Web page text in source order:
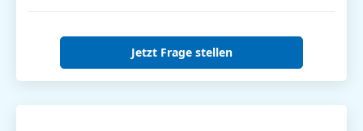
Jetzt Frage stellen